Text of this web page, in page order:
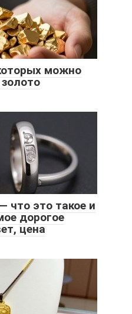
можно
что это такое и
дорогое
цена